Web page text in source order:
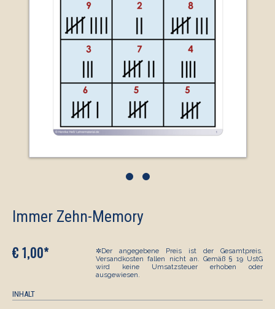
••
Immer Zehn-Memory
€ 1,00*
✲Der angegebene Preis ist der Gesamtpreis.
Versandkosten fallen nicht an. Gemäß § 19 UstG
wird keine Umsatzsteuer erhoben oder
ausgewiesen.
INHALT